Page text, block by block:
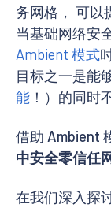
务网格， 可以
当基础网络安
Ambient 模式
目标之一是能
能 ！）的同时
借助 Ambient
中安全零信任
在我们深入探